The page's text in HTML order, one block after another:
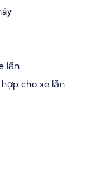
lăn
cho xe lăn